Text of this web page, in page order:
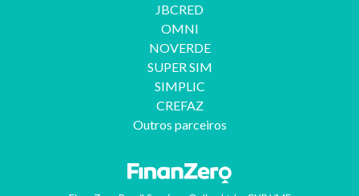
JBCRED
OMNI
NOVERDE
SUPER SIM
SIMPLIC
CREFAZ
Outros parceiros